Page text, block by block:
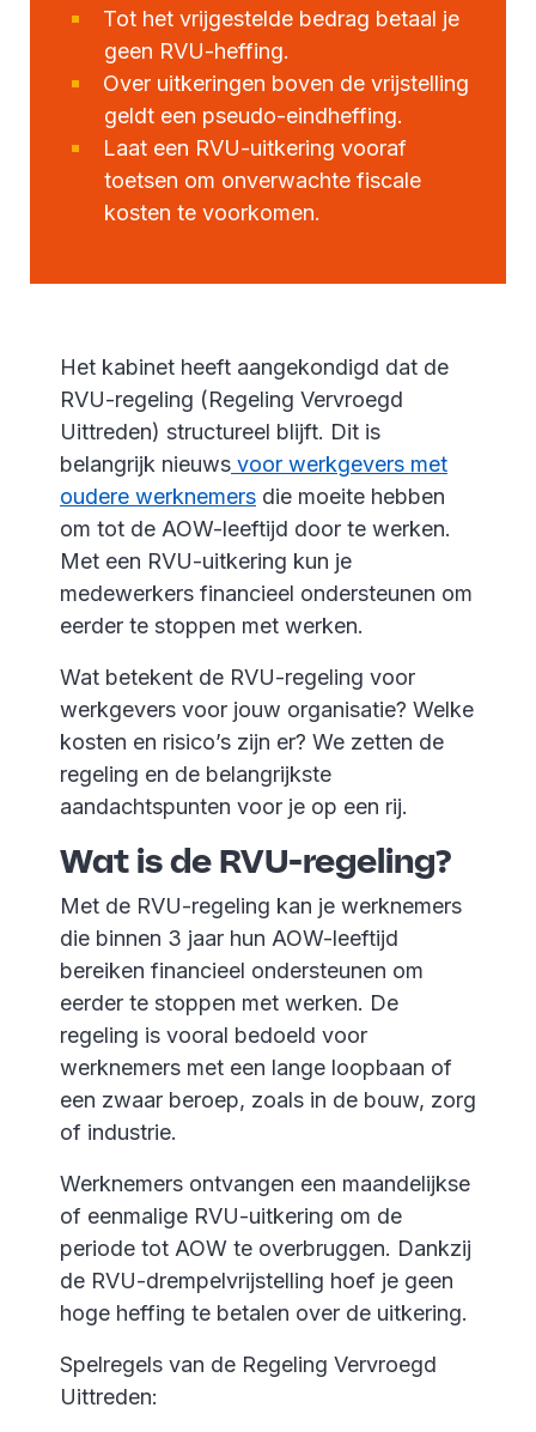
Tot het vrijgestelde bedrag betaal je
geen RVU-heffing.
Over uitkeringen boven de vrijstelling
geldt een pseudo-eindheffing.
Laat een RVU-uitkering vooraf
toetsen om onverwachte fiscale
kosten te voorkomen.
Het kabinet heeft aangekondigd dat de
RVU-regeling (Regeling Vervroegd
Uittreden) structureel blijft. Dit is
belangrijk nieuws voor werkgevers met
oudere werknemers die moeite hebben
om tot de AOW-leeftijd door te werken.
Met een RVU-uitkering kun je
medewerkers financieel ondersteunen om
eerder te stoppen met werken.
Wat betekent de RVU-regeling voor
werkgevers voor jouw organisatie? Welke
kosten en risico’s zijn er? We zetten de
regeling en de belangrijkste
aandachtspunten voor je op een rij.
Wat is de RVU-regeling?
Met de RVU-regeling kan je werknemers
die binnen 3 jaar hun AOW-leeftijd
bereiken financieel ondersteunen om
eerder te stoppen met werken. De
regeling is vooral bedoeld voor
werknemers met een lange loopbaan of
een zwaar beroep, zoals in de bouw, zorg
of industrie.
Werknemers ontvangen een maandelijkse
of eenmalige RVU-uitkering om de
periode tot AOW te overbruggen. Dankzij
de RVU-drempelvrijstelling hoef je geen
hoge heffing te betalen over de uitkering.
Spelregels van de Regeling Vervroegd
Uittreden: